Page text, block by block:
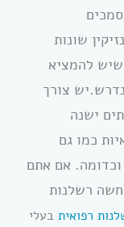
שונות
שיש להמציא
צורך
ישנה
כמו גם
אם אתם
רשלנות
רפואית בעלי